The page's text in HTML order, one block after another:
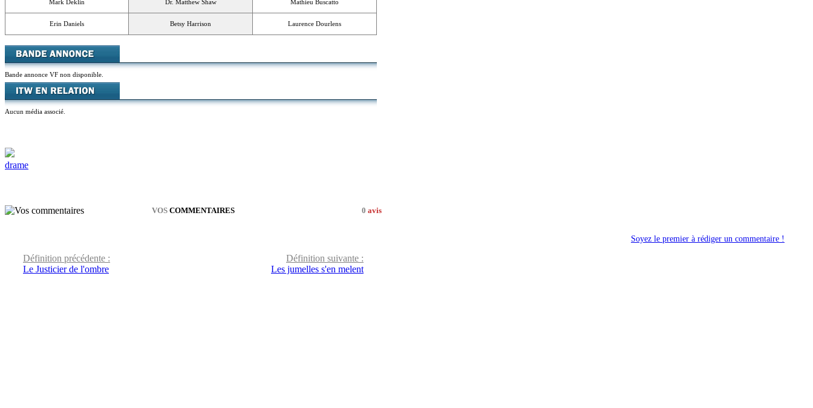
Mark Deklin Dr. Matthew Shaw Mathieu Buscatto
Erin Daniels Betsy Harrison Laurence Dourlens
Bande annonce VF non disponible.
Aucun média associé.
drame
VOS COMMENTAIRES 0 avis
Soyez le premier à rédiger un commentaire !
Définition précédente :
Le Justicier de l'ombre
Définition suivante :
Les jumelles s'en melent